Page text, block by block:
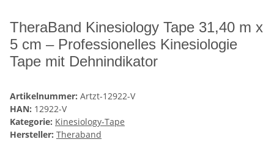
TheraBand Kinesiology Tape 31,40 m x
5 cm – Professionelles Kinesiologie
Tape mit Dehnindikator
Artikelnummer: Artzt-12922-V
HAN: 12922-V
Kategorie: Kinesiology-Tape
Hersteller: Theraband